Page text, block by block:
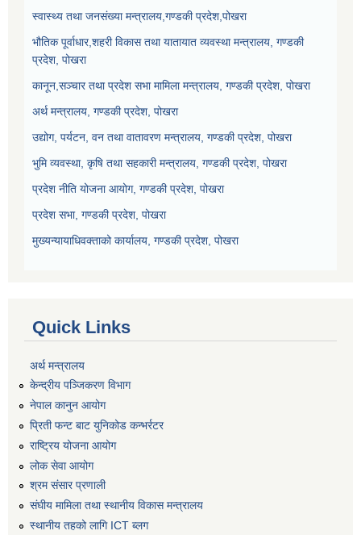
स्वास्थ्य तथा जनसंख्या मन्त्रालय,गण्डकी प्रदेश,पोखरा
भौतिक पूर्वाधार,शहरी विकास तथा यातायात व्यवस्था मन्त्रालय, गण्डकी
प्रदेश, पोखरा
कानून,सञ्चार तथा प्रदेश सभा मामिला मन्त्रालय, गण्डकी प्रदेश, पोखरा
अर्थ मन्त्रालय, गण्डकी प्रदेश, पोखरा
उद्योग, पर्यटन, वन तथा वातावरण मन्त्रालय, गण्डकी प्रदेश, पोखरा
भुमि व्यवस्था, कृषि तथा सहकारी मन्त्रालय, गण्डकी प्रदेश, पोखरा
प्रदेश नीति योजना आयोग, गण्डकी प्रदेश, पोखरा
प्रदेश सभा, गण्डकी प्रदेश, पोखरा
मुख्यन्यायाधिवक्ताको कार्यालय, गण्डकी प्रदेश, पोखरा
Quick Links
अर्थ मन्त्रालय
केन्द्रीय पञ्जिकरण विभाग
नेपाल कानुन आयोग
प्रिती फन्ट बाट युनिकोड कन्भर्रटर
राष्ट्रिय योजना आयोग
लोक सेवा आयोग
श्रम संसार प्रणाली
संघीय मामिला तथा स्थानीय विकास मन्त्रालय
स्थानीय तहको लागि ICT ब्लग